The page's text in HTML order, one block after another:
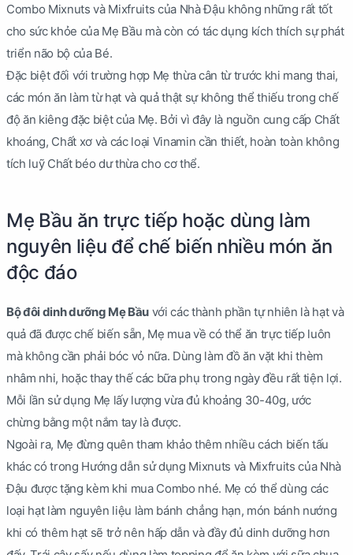
Combo Mixnuts và Mixfruits của Nhà Đậu không những rất tốt
cho sức khỏe của Mẹ Bầu mà còn có tác dụng kích thích sự phát
triển não bộ của Bé.
Đặc biệt đối với trường hợp Mẹ thừa cân từ trước khi mang thai,
các món ăn làm từ hạt và quả thật sự không thể thiếu trong chế
độ ăn kiêng đặc biệt của Mẹ. Bởi vì đây là nguồn cung cấp Chất
khoáng, Chất xơ và các loại Vinamin cần thiết, hoàn toàn không
tích luỹ Chất béo dư thừa cho cơ thể.
Mẹ Bầu ăn trực tiếp hoặc dùng làm
nguyên liệu để chế biến nhiều món ăn
độc đáo
Bộ đôi dinh dưỡng Mẹ Bầuvới các thành phần tự nhiên là hạt và
quả đã được chế biến sẵn, Mẹ mua về có thể ăn trực tiếp luôn
mà không cần phải bóc vỏ nữa. Dùng làm đồ ăn vặt khi thèm
nhâm nhi, hoặc thay thế các bữa phụ trong ngày đều rất tiện lợi.
Mỗi lần sử dụng Mẹ lấy lượng vừa đủ khoảng 30-40g, ước
chừng bằng một nắm tay là được.
Ngoài ra, Mẹ đừng quên tham khảo thêm nhiều cách biến tấu
khác có trong Hướng dẫn sử dụng Mixnuts và Mixfruits của Nhà
Đậu được tặng kèm khi mua Combo nhé. Mẹ có thể dùng các
loại hạt làm nguyên liệu làm bánh chẳng hạn, món bánh nướng
khi có thêm hạt sẽ trở nên hấp dẫn và đầy đủ dinh dưỡng hơn